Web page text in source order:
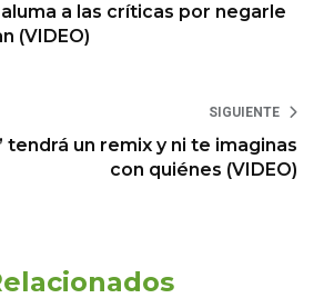
a las críticas por negarle
(VIDEO)
SIGUIENTE
tendrá un remix y ni te imaginas
con quiénes (VIDEO)